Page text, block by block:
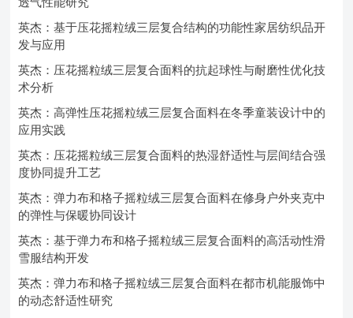
英杰：基于压花摇粒绒三层复合结构的功能性家居纺织品开
发与应用
英杰：压花摇粒绒三层复合面料的抗起球性与耐磨性优化技
术分析
英杰：高弹性压花摇粒绒三层复合面料在冬季童装设计中的
应用实践
英杰：压花摇粒绒三层复合面料的热湿舒适性与层间结合强
度协同提升工艺
英杰：弹力布和格子摇粒绒三层复合面料在修身户外夹克中
的弹性与保暖协同设计
英杰：基于弹力布和格子摇粒绒三层复合面料的高活动性滑
雪服结构开发
英杰：弹力布和格子摇粒绒三层复合面料在都市机能服饰中
的动态舒适性研究